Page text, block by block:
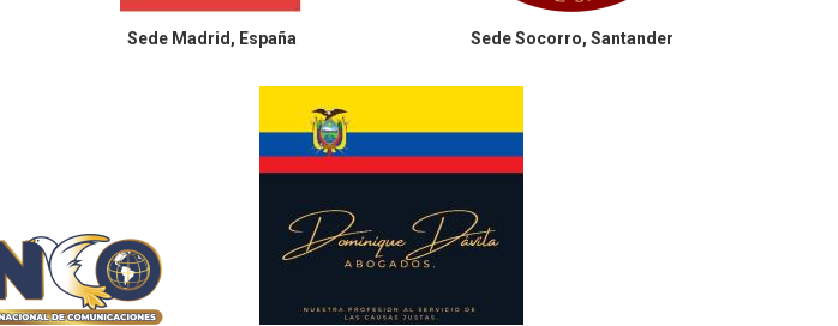
Sede Madrid, España Sede Socorro, Santander